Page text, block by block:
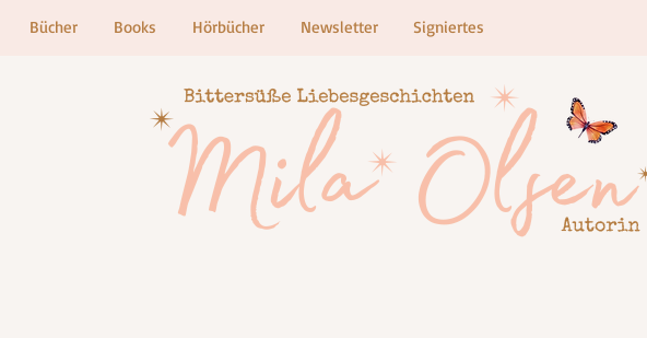
Bücher Books Hörbücher Newsletter Signiertes